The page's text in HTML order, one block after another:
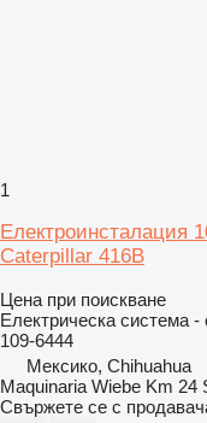
1
Електроинсталация
Caterpillar 416B
Цена при поискване
Електрическа система -
109-6444
Мексико, Chihuahua
Maquinaria Wiebe Km 24
Свържете се с